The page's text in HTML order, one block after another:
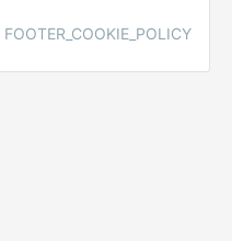
FOOTER_COOKIE_POLICY